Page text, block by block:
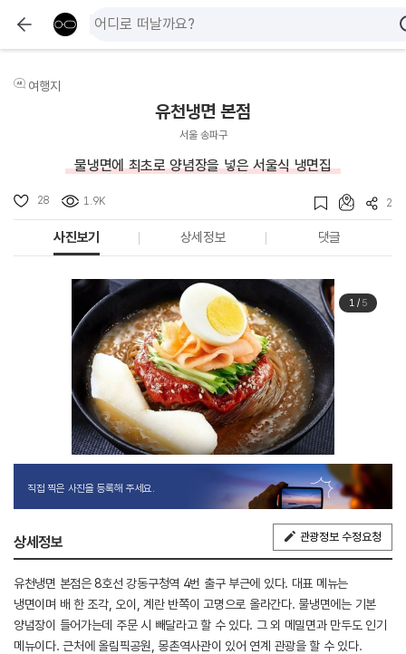
여행지
유천냉면 본점
서울 송파구
물냉면에 최초로 양념장을 넣은 서울식 냉면집
28 1.9K 2
사진보기 상세정보 댓글
1/ 5
직접 찍은 사진을 등록해 주세요.
상세정보 관광정보 수정요청
유천냉면 본점은 8호선 강동구청역 4번 출구 부근에 있다. 대표 메뉴는
냉면이며 배 한 조각, 오이, 계란 반쪽이 고명으로 올라간다. 물냉면에는 기본
양념장이 들어가는데 주문 시 빼달라고 할 수 있다. 그 외 메밀면과 만두도 인기
메뉴이다. 근처에 올림픽공원, 몽촌역사관이 있어 연계 관광을 할 수 있다.